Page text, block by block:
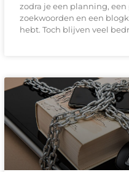
zodra je een planning, een
zoekwoorden en een
hebt. Toch blijven veel